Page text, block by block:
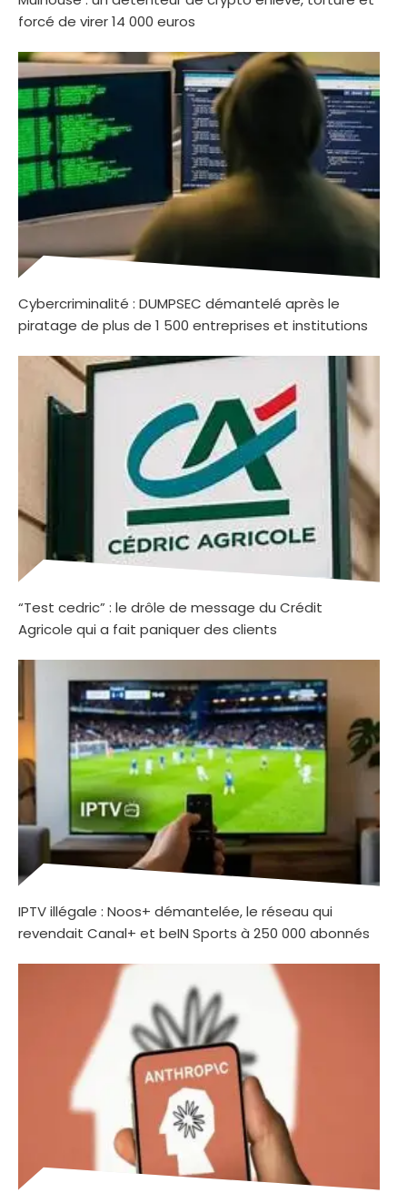
forcé de virer 14 000 euros
Cybercriminalité : DUMPSEC démantelé après le
piratage de plus de 1 500 entreprises et institutions
“Test cedric” : le drôle de message du Crédit
Agricole qui a fait paniquer des clients
IPTV illégale : Noos+ démantelée, le réseau qui
revendait Canal+ et beIN Sports à 250 000 abonnés